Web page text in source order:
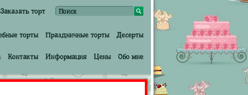
Заказать торт
торты Праздничные торты Десерты
Контакты Информация Цены Обо мне